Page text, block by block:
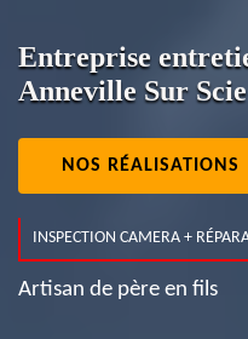
Entreprise
Anneville Sur
NOS RÉALISATIONS
INSPECTION CAMERA +
Artisan de père en fils